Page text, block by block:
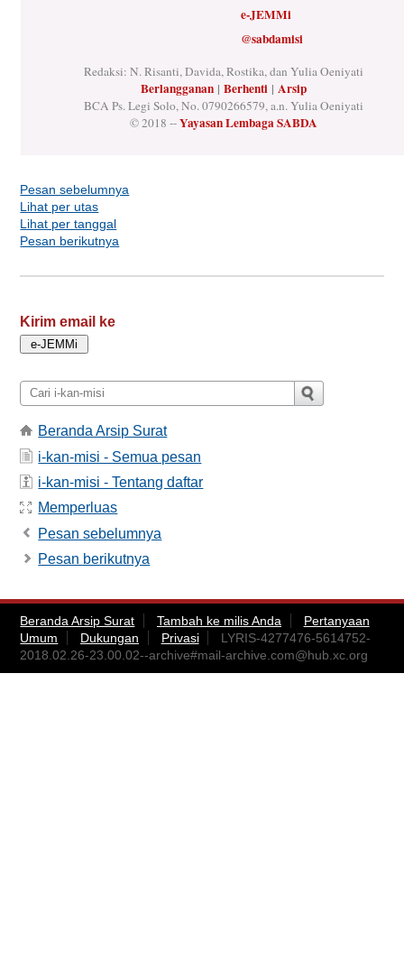
e-JEMMi
@sabdamisi
Redaksi: N. Risanti, Davida, Rostika, dan Yulia Oeniyati
Berlangganan |Berhenti |Arsip
BCA Ps. Legi Solo, No. 0790266579, a.n. Yulia Oeniyati
© 2018 --Yayasan Lembaga SABDA
Pesan sebelumnya
Lihat per utas
Lihat per tanggal
Pesan berikutnya
Kirim email ke
Beranda Arsip Surat
i-kan-misi - Semua pesan
i-kan-misi - Tentang daftar
Memperluas
Pesan sebelumnya
Pesan berikutnya
Beranda Arsip Surat Tambah ke milis Anda
Pertanyaan
Umum
Dukungan Privasi
LYRIS-4277476-5614752-
2018.02.26-23.00.02--archive#mail-archive.com@hub.xc.org